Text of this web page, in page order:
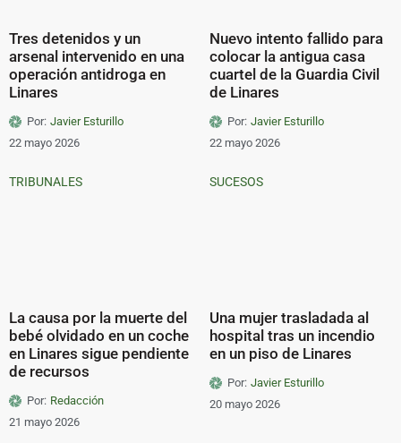
Tres detenidos y un
arsenal intervenido en una
operación antidroga en
Linares
Por: Javier Esturillo
22 mayo 2026
Nuevo intento fallido para
colocar la antigua casa
cuartel de la Guardia Civil
de Linares
Por: Javier Esturillo
22 mayo 2026
TRIBUNALES
La causa por la muerte del
bebé olvidado en un coche
en Linares sigue pendiente
de recursos
Por: Redacción
21 mayo 2026
SUCESOS
Una mujer trasladada al
hospital tras un incendio
en un piso de Linares
Por: Javier Esturillo
20 mayo 2026